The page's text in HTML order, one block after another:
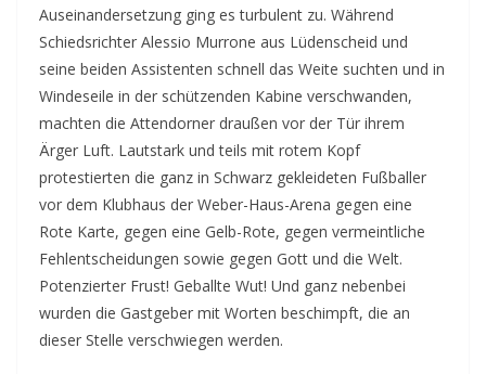
Auseinandersetzung ging es turbulent zu. Während
Schiedsrichter Alessio Murrone aus Lüdenscheid und
seine beiden Assistenten schnell das Weite suchten und in
Windeseile in der schützenden Kabine verschwanden,
machten die Attendorner draußen vor der Tür ihrem
Ärger Luft. Lautstark und teils mit rotem Kopf
protestierten die ganz in Schwarz gekleideten Fußballer
vor dem Klubhaus der Weber-Haus-Arena gegen eine
Rote Karte, gegen eine Gelb-Rote, gegen vermeintliche
Fehlentscheidungen sowie gegen Gott und die Welt.
Potenzierter Frust! Geballte Wut! Und ganz nebenbei
wurden die Gastgeber mit Worten beschimpft, die an
dieser Stelle verschwiegen werden.